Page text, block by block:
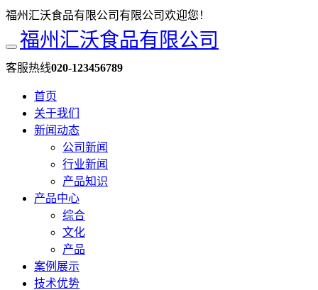
福州汇沃食品有限公司有限公司欢迎您！
福州汇沃食品有限公司
客服热线020-123456789
首页
关于我们
新闻动态
公司新闻
行业新闻
产品知识
产品中心
综合
文化
产品
案例展示
技术优势